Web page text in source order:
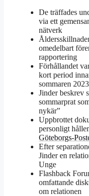
De träffades
via ett
nätverk
omedelbart
rapportering
Förhållandet
kort period
sommaren 2023
Jinder beskrev
sommarprat
nykär”
Uppbrottet
personligt
Göteborgs-
Efter
Jinder en
Unge
Flashback
omfattande
om relationen